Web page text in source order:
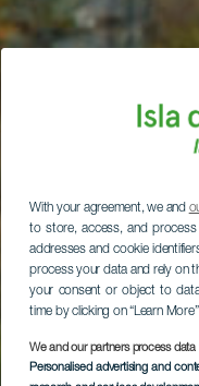
With your agreement, we and
to store, access, and
addresses and cookie
process your data and rely on
your consent or object to
time by clicking on “Learn
We and our partners process
Personalised advertising and